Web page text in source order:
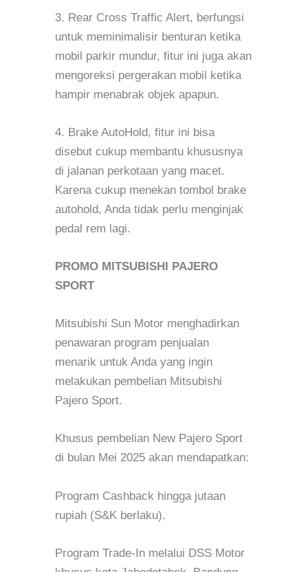
3. Rear Cross Traffic Alert, berfungsi
untuk meminimalisir benturan ketika
mobil parkir mundur, fitur ini juga akan
mengoreksi pergerakan mobil ketika
hampir menabrak objek apapun.
4. Brake AutoHold, fitur ini bisa
disebut cukup membantu khususnya
di jalanan perkotaan yang macet.
Karena cukup menekan tombol brake
autohold, Anda tidak perlu menginjak
pedal rem lagi.
PROMO MITSUBISHI PAJERO
SPORT
Mitsubishi Sun Motor menghadirkan
penawaran program penjualan
menarik untuk Anda yang ingin
melakukan pembelian Mitsubishi
Pajero Sport.
Khusus pembelian New Pajero Sport
di bulan Mei 2025 akan mendapatkan:
Program Cashback hingga jutaan
rupiah (S&K berlaku).
Program Trade-In melalui DSS Motor